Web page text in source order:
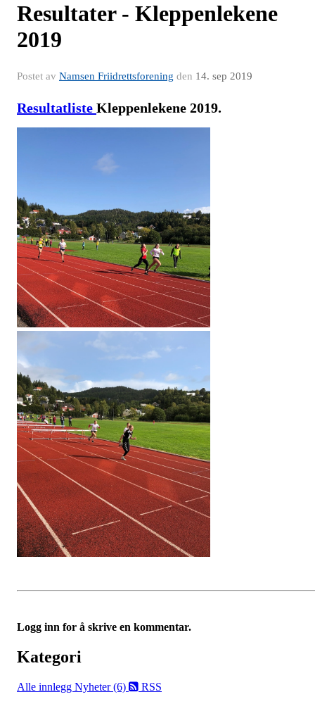
Resultater - Kleppenlekene
2019
Postet av Namsen Friidrettsforening den 14. sep 2019
Resultatliste Kleppenlekene 2019.
Logg inn for å skrive en kommentar.
Kategori
Alle innlegg Nyheter (6) RSS